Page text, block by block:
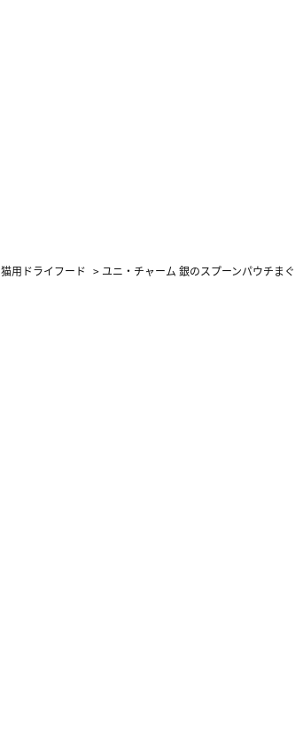
猫用ドライフード > ユニ・チャーム 銀のスプーンパウチま